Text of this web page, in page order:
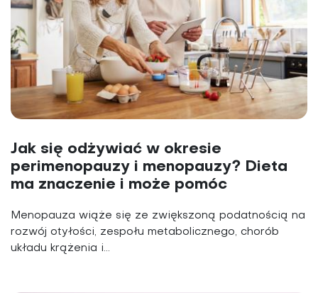
Jak się odżywiać w okresie
perimenopauzy i menopauzy? Dieta
ma znaczenie i może pomóc
Menopauza wiąże się ze zwiększoną podatnością na
rozwój otyłości, zespołu metabolicznego, chorób
układu krążenia i...